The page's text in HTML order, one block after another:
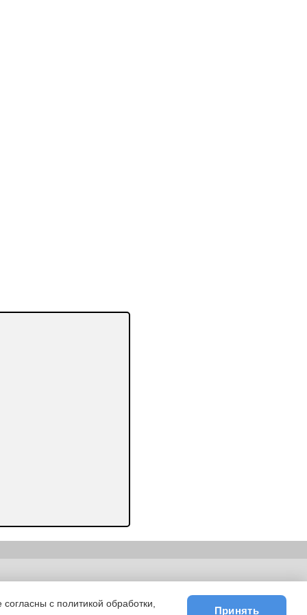
|E-mail
с политикой обработки,
Принять